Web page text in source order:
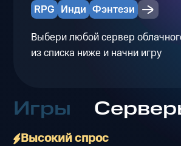
RPG Инди Фэнтези
Выбери любой сервер
из списка ниже и начни игру
Игры
Высокий спрос